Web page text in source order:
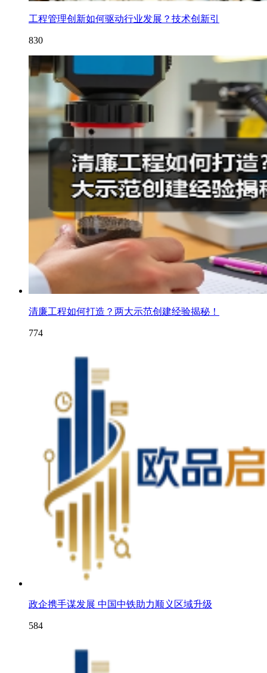
工程管理创新如何驱动行业发展？技术创新引
830
清廉工程如何打造？两大示范创建经验揭秘！
774
政企携手谋发展 中国中铁助力顺义区域升级
584